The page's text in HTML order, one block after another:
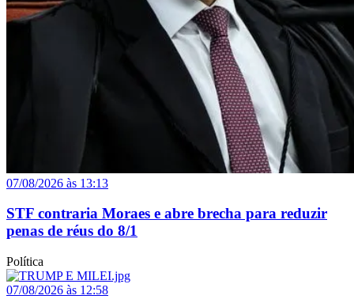
07/08/2026 às 13:13
STF contraria Moraes e abre brecha para reduzir
penas de réus do 8/1
Política
07/08/2026 às 12:58